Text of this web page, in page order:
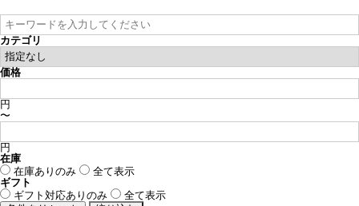
カテゴリ
価格
円
〜
円
在庫
在庫ありのみ
全て表示
ギフト
ギフト対応ありのみ
全て表示